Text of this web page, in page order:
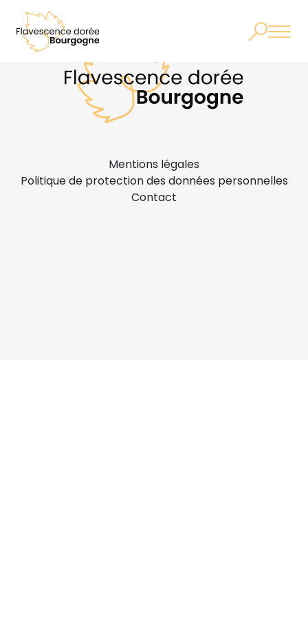
Mentions légales
Politique de protection des données personnelles
Contact